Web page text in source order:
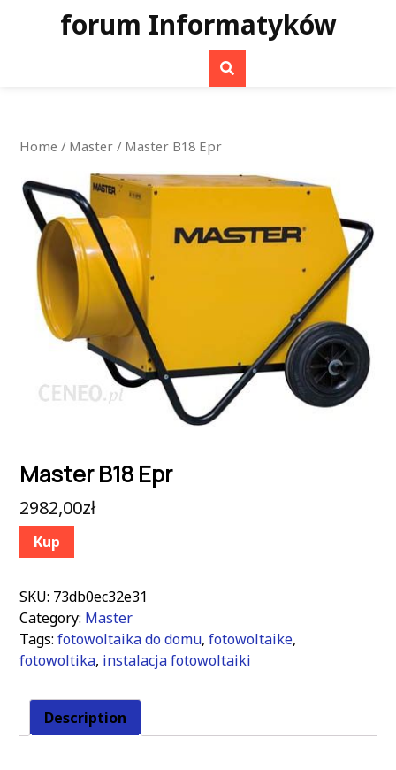
forum Informatyków
Home / Master / Master B18 Epr
Master B18 Epr
2982,00zł
Kup
SKU: 73db0ec32e31
Category: Master
Tags: fotowoltaika do domu, fotowoltaike,
fotowoltika, instalacja fotowoltaiki
Description